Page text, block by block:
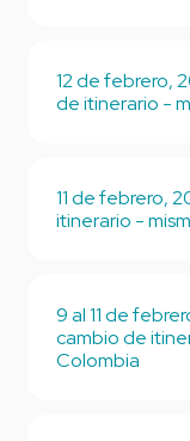
12 de febrero,
de itinerario -
11 de febrero,
itinerario -
9 al 11 de
cambio de
Colombia